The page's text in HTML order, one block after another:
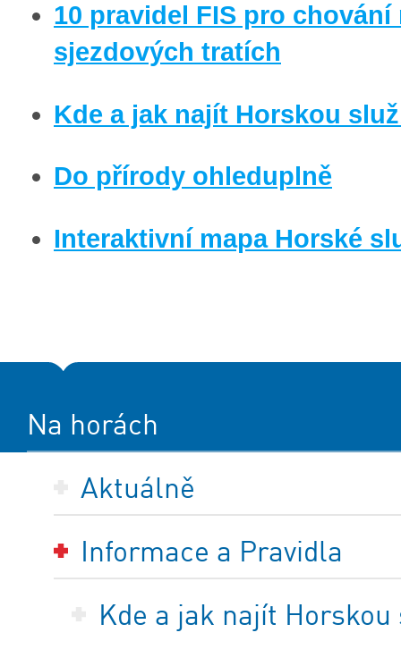
10 pravidel FIS pro chování
sjezdových tratích
Kde a jak najít Horskou
Do přírody ohleduplně
Interaktivní mapa Horské
Na horách
Aktuálně
Informace a Pravidla
Kde a jak najít Horskou